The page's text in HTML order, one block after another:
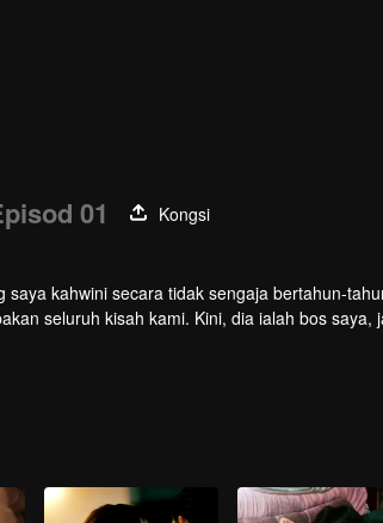
01
Kongsi
kahwini secara tidak sengaja bertahun-
seluruh kisah kami. Kini, dia ialah bos